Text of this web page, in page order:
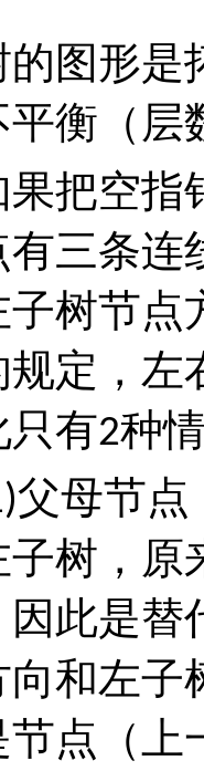
的图形是
平衡（层
空指针
有三条连
子树节点
规定，左
只有2种
父母节点
子树，原
因此是替
向和左子
节点（上